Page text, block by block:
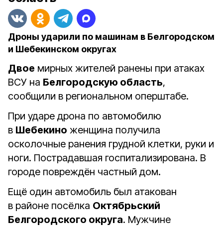
Дроны ударили по машинам в Белгородском
и Шебекинском округах
Двое мирных жителей ранены при атаках
ВСУ на Белгородскую область,
сообщили в региональном оперштабе.
При ударе дрона по автомобилю
в Шебекино женщина получила
осколочные ранения грудной клетки, руки и
ноги. Пострадавшая госпитализирована. В
городе повреждён частный дом.
Ещё один автомобиль был атакован
в районе посёлка Октябрьский
Белгородского округа. Мужчине